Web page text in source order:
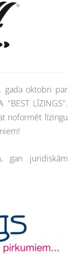
gada oktobri par
LĪZINGS".
noformēt līzingu
gan juridiskām